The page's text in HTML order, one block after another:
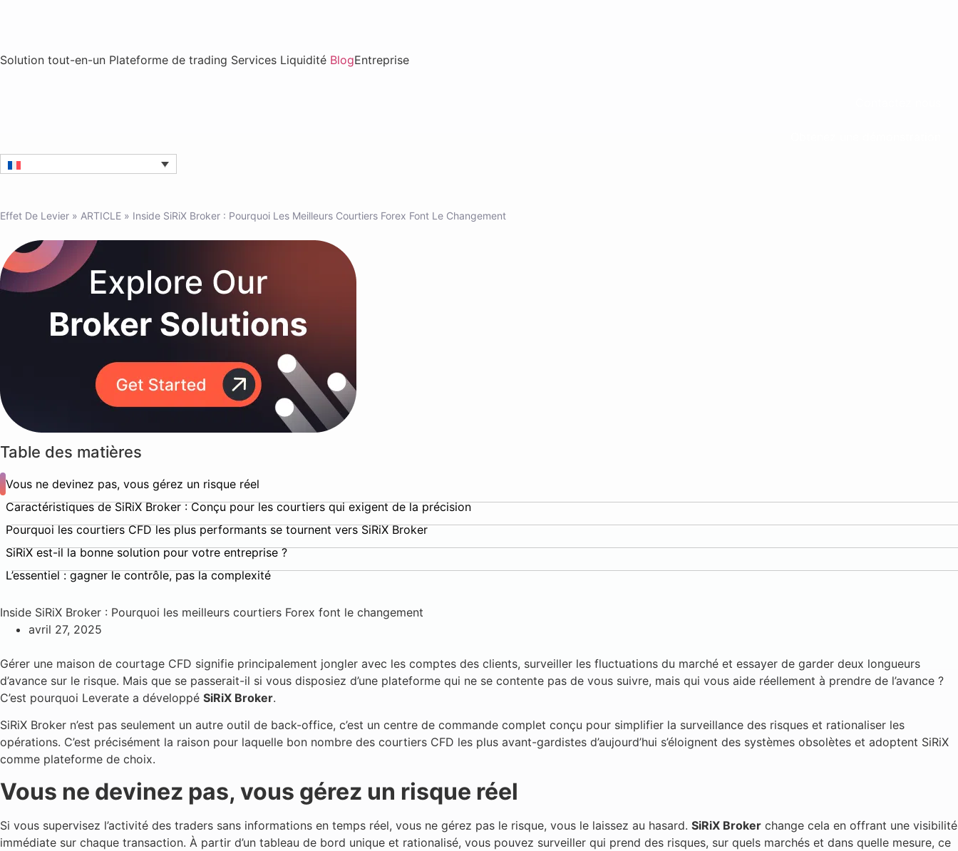
Solution tout-en-un Plateforme de trading Services Liquidité BlogEntreprise
Effet De Levier » ARTICLE » Inside SiRiX Broker : Pourquoi Les Meilleurs Courtiers Forex Font Le Changement
Table des matières
Vous ne devinez pas, vous gérez un risque réel
Caractéristiques de SiRiX Broker : Conçu pour les courtiers qui exigent de la précision
Pourquoi les courtiers CFD les plus performants se tournent vers SiRiX Broker
SiRiX est-il la bonne solution pour votre entreprise ?
L’essentiel : gagner le contrôle, pas la complexité
Inside SiRiX Broker : Pourquoi les meilleurs courtiers Forex font le changement
avril 27, 2025
Gérer une maison de courtage CFD signifie principalement jongler avec les comptes des clients, surveiller les fluctuations du marché et essayer de garder deux longueurs
d’avance sur le risque. Mais que se passerait-il si vous disposiez d’une plateforme qui ne se contente pas de vous suivre, mais qui vous aide réellement à prendre de l’avance ?
C’est pourquoi Leverate a développé SiRiX Broker.
SiRiX Broker n’est pas seulement un autre outil de back-office, c’est un centre de commande complet conçu pour simplifier la surveillance des risques et rationaliser les
opérations. C’est précisément la raison pour laquelle bon nombre des courtiers CFD les plus avant-gardistes d’aujourd’hui s’éloignent des systèmes obsolètes et adoptent SiRiX
comme plateforme de choix.
Vous ne devinez pas, vous gérez un risque réel
Si vous supervisez l’activité des traders sans informations en temps réel, vous ne gérez pas le risque, vous le laissez au hasard. SiRiX Broker change cela en offrant une visibilité
immédiate sur chaque transaction. À partir d’un tableau de bord unique et rationalisé, vous pouvez surveiller qui prend des risques, sur quels marchés et dans quelle mesure, ce